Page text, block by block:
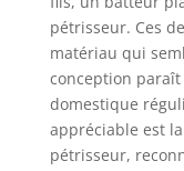
pétrisseur. Ces
matériau qui
conception
domestique
appréciable est
pétrisseur,